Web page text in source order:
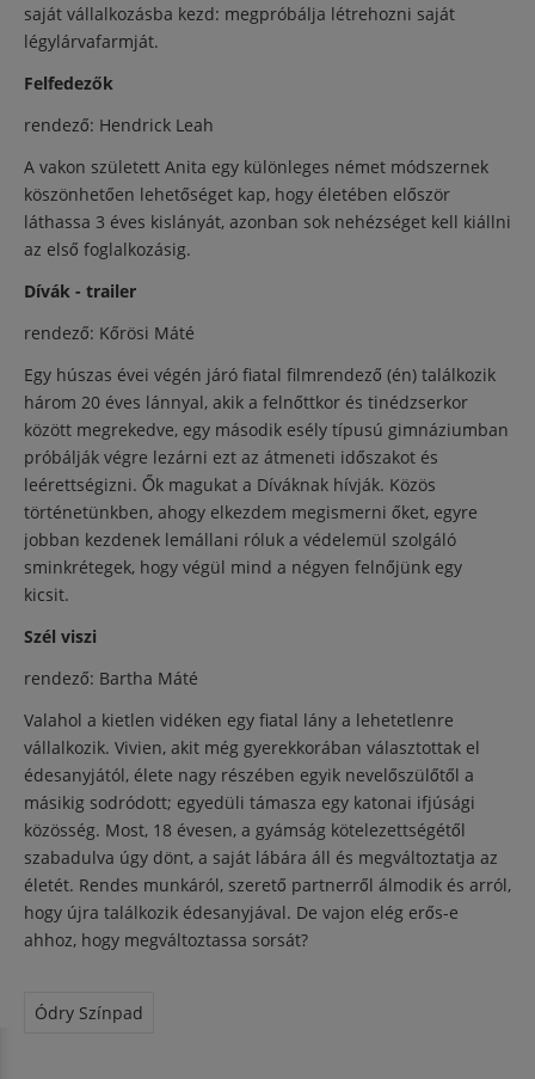
saját vállalkozásba kezd: megpróbálja létrehozni saját
légylárvafarmját.
Felfedezők
rendező: Hendrick Leah
A vakon született Anita egy különleges német módszernek
köszönhetően lehetőséget kap, hogy életében először
láthassa 3 éves kislányát, azonban sok nehézséget kell kiállni
az első foglalkozásig.
Dívák - trailer
rendező: Kőrösi Máté
Egy húszas évei végén járó fiatal filmrendező (én) találkozik
három 20 éves lánnyal, akik a felnőttkor és tinédzserkor
között megrekedve, egy második esély típusú gimnáziumban
próbálják végre lezárni ezt az átmeneti időszakot és
leérettségizni. Ők magukat a Díváknak hívják. Közös
történetünkben, ahogy elkezdem megismerni őket, egyre
jobban kezdenek lemállani róluk a védelemül szolgáló
sminkrétegek, hogy végül mind a négyen felnőjünk egy
kicsit.
Szél viszi
rendező: Bartha Máté
Valahol a kietlen vidéken egy fiatal lány a lehetetlenre
vállalkozik. Vivien, akit még gyerekkorában választottak el
édesanyjától, élete nagy részében egyik nevelőszülőtől a
másikig sodródott; egyedüli támasza egy katonai ifjúsági
közösség. Most, 18 évesen, a gyámság kötelezettségétől
szabadulva úgy dönt, a saját lábára áll és megváltoztatja az
életét. Rendes munkáról, szerető partnerről álmodik és arról,
hogy újra találkozik édesanyjával. De vajon elég erős-e
ahhoz, hogy megváltoztassa sorsát?
Ódry Színpad